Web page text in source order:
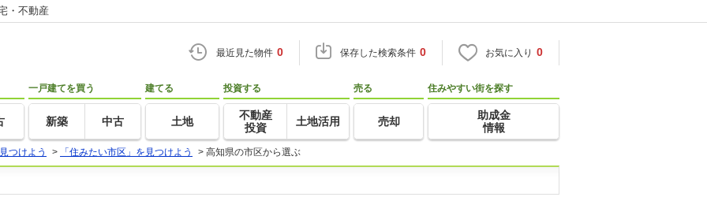
・不動産
最近見た物件 0 保存した検索条件 0 お気に入り 0
一戸建てを買う
新築 中古
建てる
土地
投資する
不動産
投資
土地活用
売る
売却
住みやすい街を探す
助成金
情報
つけよう > 「住みたい市区」を見つけよう > 高知県の市区から選ぶ